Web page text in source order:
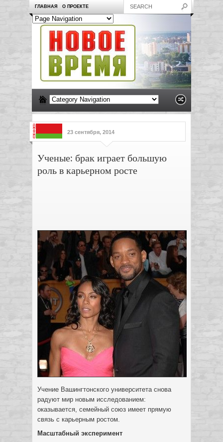
ГЛАВНАЯ О ПРОЕКТЕ
23 сентября, 2014
Ученые: брак играет большую
роль в карьерном росте
Учение Вашингтонского университета снова
радуют мир новым исследованием:
оказывается, семейный союз имеет прямую
связь с карьерным ростом.
Масштабный эксперимент